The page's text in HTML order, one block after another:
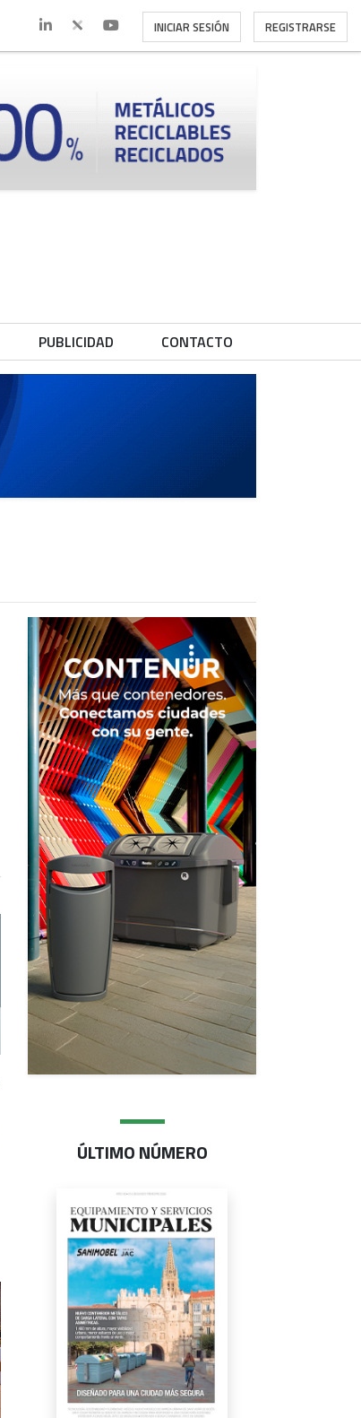
INICIAR SESIÓN REGISTRARSE
PUBLICIDAD CONTACTO
ÚLTIMO NÚMERO